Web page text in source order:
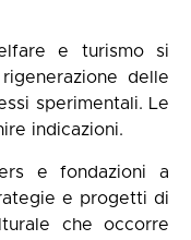
e turismo si
delle
sperimentali. Le
indicazioni.
e fondazioni a
e progetti di
che occorre